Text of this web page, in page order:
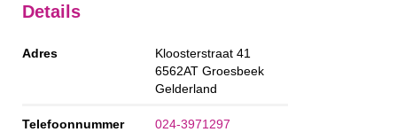
Details
Adres
Kloosterstraat 41
6562AT Groesbeek
Gelderland
Telefoonnummer 024-3971297